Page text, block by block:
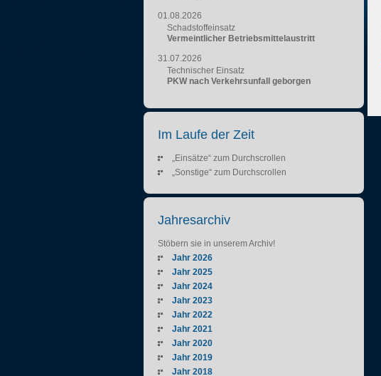
01.08.2026
Schadstoffeinsatz
Vermeintlicher Betriebsmittelaustritt
31.07.2026
Technischer Einsatz
PKW nach Verkehrsunfall geborgen
Im Laufe der Zeit
„Einsätze“ zum Durchscrollen
„Sonstige“ zum Durchscrollen
Jahresarchiv
Stöbern sie in unserem Archiv!
Jahr 2026
Jahr 2025
Jahr 2024
Jahr 2023
Jahr 2022
Jahr 2021
Jahr 2020
Jahr 2019
Jahr 2018